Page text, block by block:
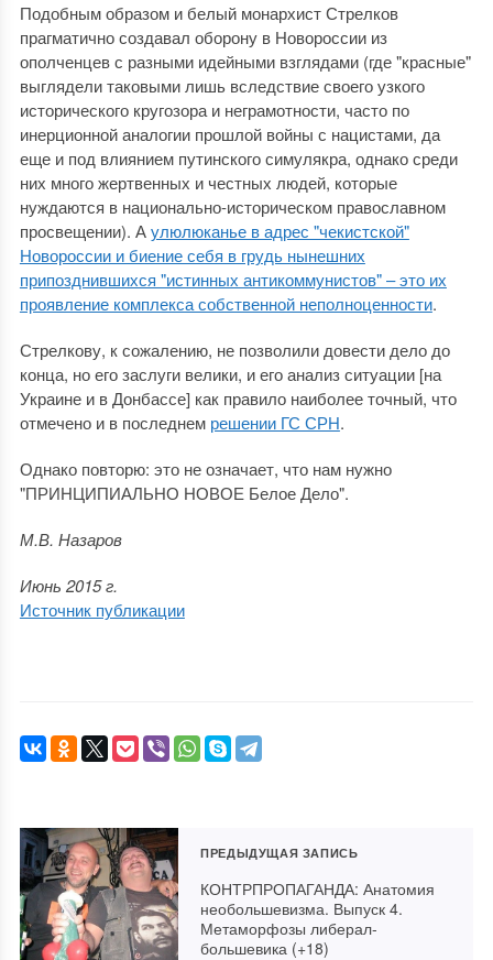
Подобным образом и белый монархист Стрелков
прагматично создавал оборону в Новороссии из
ополченцев с разными идейными взглядами (где "красные"
выглядели таковыми лишь вследствие своего узкого
исторического кругозора и неграмотности, часто по
инерционной аналогии прошлой войны с нацистами, да
еще и под влиянием путинского симулякра, однако среди
них много жертвенных и честных людей, которые
нуждаются в национально-историческом православном
просвещении). Аулюлюканье в адрес "чекистской"
Новороссии и биение себя в грудь нынешних
припозднившихся "истинных антикоммунистов" – это их
проявление комплекса собственной неполноценности.
Стрелкову, к сожалению, не позволили довести дело до
конца, но его заслуги велики, и его анализ ситуации [на
Украине и в Донбассе] как правило наиболее точный, что
отмечено и в последнем решении ГС СРН.
Однако повторю: это не означает, что нам нужно
"ПРИНЦИПИАЛЬНО НОВОЕ Белое Дело".
М.В. Назаров
Июнь 2015 г.
Источник публикации
ПРЕДЫДУЩАЯ ЗАПИСЬ
КОНТРПРОПАГАНДА: Анатомия
необольшевизма. Выпуск 4.
Метаморфозы либерал-
большевика (+18)